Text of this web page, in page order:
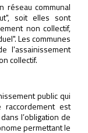
réseau communal
soit elles sont
non collectif,
Les communes
l'assainissement
collectif.
public qui
est
l’obligation de
permettant le